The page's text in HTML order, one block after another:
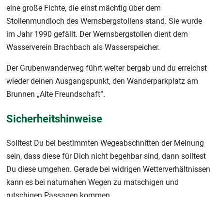
eine große Fichte, die einst mächtig über dem
Stollenmundloch des Wernsbergstollens stand. Sie wurde
im Jahr 1990 gefällt. Der Wernsbergstollen dient dem
Wasserverein Brachbach als Wasserspeicher.
Der Grubenwanderweg führt weiter bergab und du erreichst
wieder deinen Ausgangspunkt, den Wanderparkplatz am
Brunnen „Alte Freundschaft“.
Sicherheitshinweise
Solltest Du bei bestimmten Wegeabschnitten der Meinung
sein, dass diese für Dich nicht begehbar sind, dann solltest
Du diese umgehen. Gerade bei widrigen Wetterverhältnissen
kann es bei naturnahen Wegen zu matschigen und